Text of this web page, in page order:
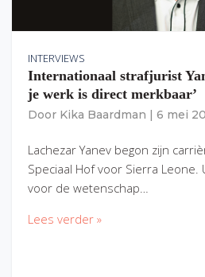
INTERVIEWS
Internationaal strafjurist
je werk is direct merkbaar’
Door Kika Baardman 6 mei
Lachezar Yanev begon zijn
Speciaal Hof voor Sierra Leone.
voor de wetenschap…
Lees verder »